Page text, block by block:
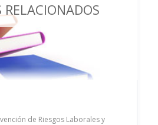
RELACIONADOS
de Riesgos Laborales y